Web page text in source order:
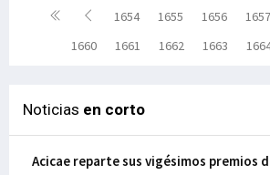
1654 1655 1656 1657
1660
1661 1662 1663
Noticias en corto
Acicae reparte sus vigésimos premios